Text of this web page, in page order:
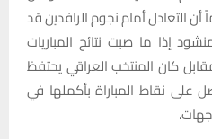
التعادل أمام نجوم الرافدين قد
إذا ما صبت نتائج المباريات
كان المنتخب العراقي يحتفظ
على نقاط المباراة بأكملها في